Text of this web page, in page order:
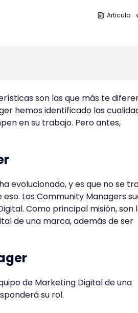
Articulo
son las que más te
hemos identificado las
en su trabajo. Pero antes,
evolucionado, y es que no se
Los Community Managers
Como principal misión, son
de una marca, además de ser
de Marketing Digital de una
su rol.